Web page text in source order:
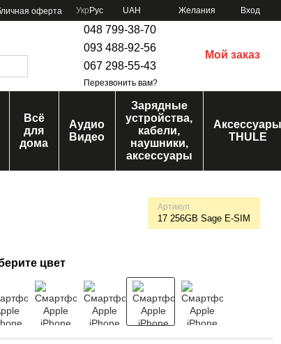
оферта Укр Рус UAH Желания Вход
048 799-38-70
093 488-92-56
067 298-55-43
Перезвонить вам?
Мой заказ
Всё
для
дома
Аудио
Видео
Зарядные
устройства,
кабели,
наушники,
аксессуары
Аксессуары
THULE
Артикул
17 256GB Sage E-SIM
цвет